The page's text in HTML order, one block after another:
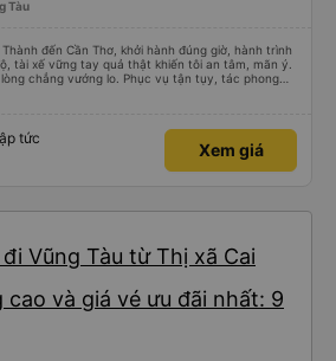
Tàu
đến Cần Thơ, khởi hành đúng giờ, hành trình
thật khiến tôi an tâm, mãn ý.
chẳng vướng lo. Phục vụ tận tụy, tác phong
thời buổi kim tiền vội vã. Xã hội loạn đạo. Xin gửi
tức
Xem giá
Vũng Tàu từ Thị xã Cai
cao và giá vé ưu đãi nhất: 9